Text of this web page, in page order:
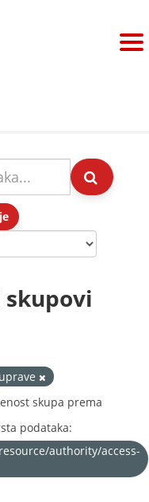
skupa prema
podataka:
authority/access-